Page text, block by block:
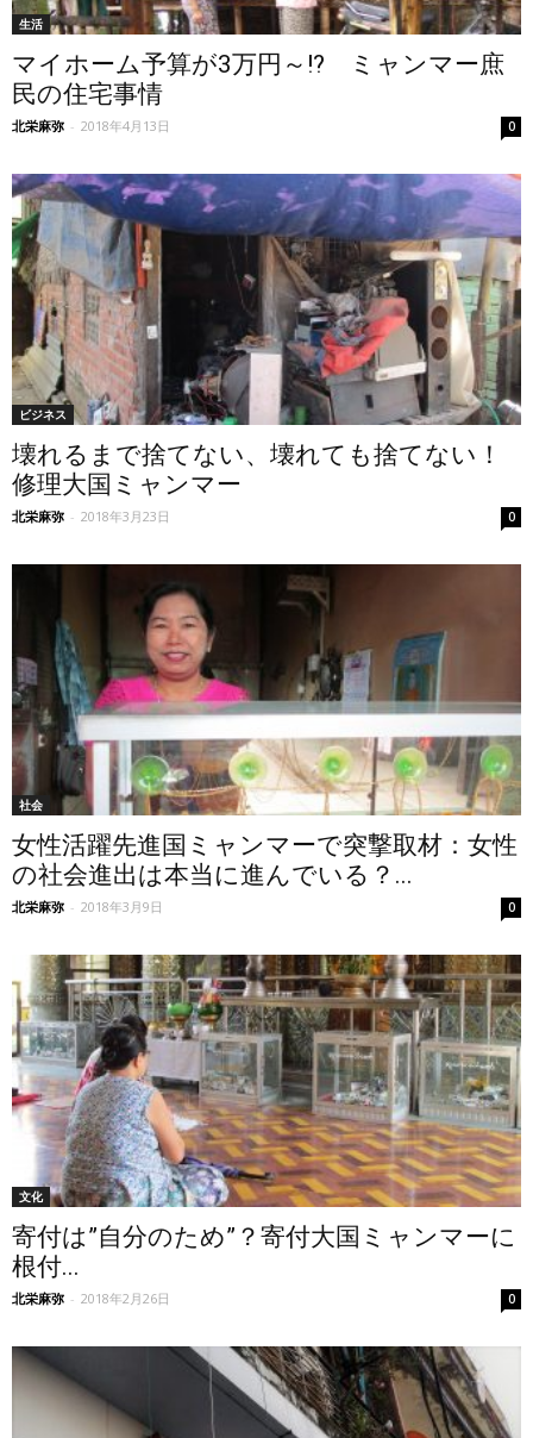
生活
マイホーム予算が3万円～!? ミャンマー庶
民の住宅事情
北栄麻弥 - 2018年4月13日 0
ビジネス
壊れるまで捨てない、壊れても捨てない！
修理大国ミャンマー
北栄麻弥 - 2018年3月23日 0
社会
女性活躍先進国ミャンマーで突撃取材：女性
の社会進出は本当に進んでいる？...
北栄麻弥 - 2018年3月9日 0
文化
寄付は”自分のため”？寄付大国ミャンマーに
根付...
北栄麻弥 - 2018年2月26日 0